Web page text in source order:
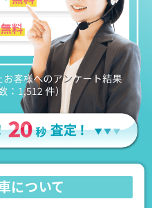
について